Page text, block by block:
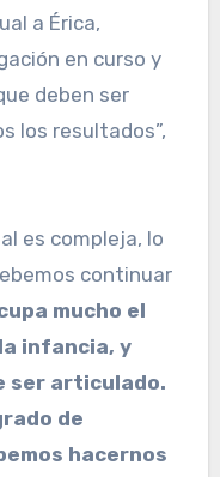
a Érica,
en curso y
deben ser
los resultados”,
es compleja, lo
continuar
mucho el
infancia, y
ser articulado.
de
hacernos